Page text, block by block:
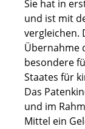
Sie hat in
und ist mit
vergleichen.
Übernahme
besondere
Staates für
Das
und im
Mittel ein